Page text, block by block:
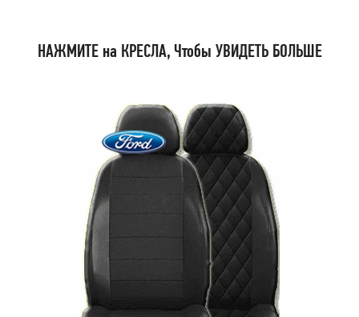
НАЖМИТЕ на КРЕСЛА, Чтобы УВИДЕТЬ БОЛЬШЕ